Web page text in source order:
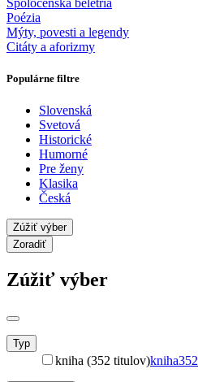
Poézia
Mýty, povesti a legendy
Citáty a aforizmy
Populárne filtre
Slovenská
Svetová
Historické
Humorné
Pre ženy
Klasika
Česká
Zúžiť výber
Zoradiť
Zúžiť výber
Typ
kniha (352 titulov)kniha352